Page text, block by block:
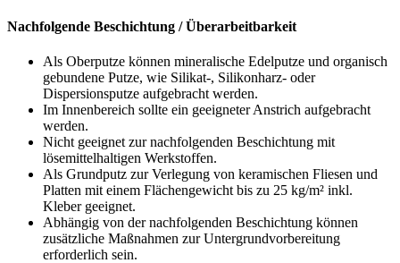
Nachfolgende Beschichtung / Überarbeitbarkeit
Als Oberputze können mineralische Edelputze und organisch
gebundene Putze, wie Silikat-, Silikonharz- oder
Dispersionsputze aufgebracht werden.
Im Innenbereich sollte ein geeigneter Anstrich aufgebracht
werden.
Nicht geeignet zur nachfolgenden Beschichtung mit
lösemittelhaltigen Werkstoffen.
Als Grundputz zur Verlegung von keramischen Fliesen und
Platten mit einem Flächengewicht bis zu 25 kg/m² inkl.
Kleber geeignet.
Abhängig von der nachfolgenden Beschichtung können
zusätzliche Maßnahmen zur Untergrundvorbereitung
erforderlich sein.